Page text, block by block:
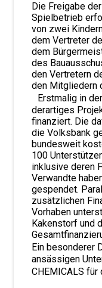
Die Freigabe
Spielbetrieb
von zwei
dem Vertreter
dem
des
den Vertretern
den Mitgliedern
Erstmalig in
derartiges
finanziert. Die
die Volksbank
bundesweit
100
inklusive deren
Verwandte
gespendet.
zusätzlichen
Vorhaben
Kakenstorf und
Ein besonderer
ansässigen
CHEMICALS